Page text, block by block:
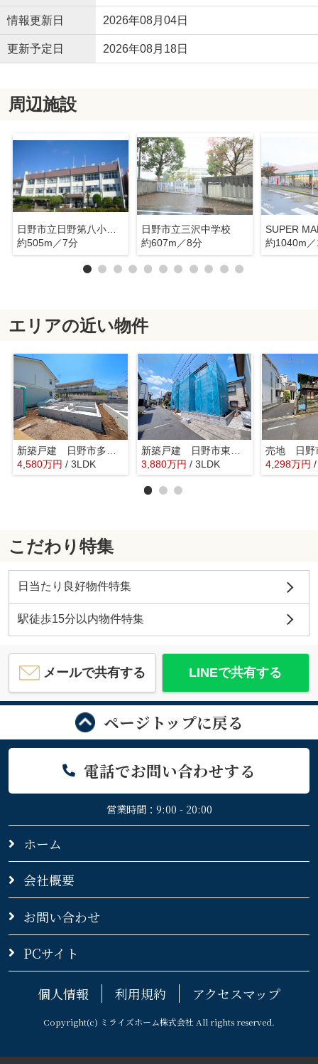
情報更新日 2026年08月04日
更新予定日 2026年08月18日
周辺施設
日野市立日野第八小学校
約505m／7分
日野市立三沢中学校
約607m／8分
約1040m
エリアの近い物件
4,580万円 / 3LDK
3,880万円 / 3LDK 4,298万円
こだわり特集
日当たり良好物件特集
駅徒歩15分以内物件特集
メールで共有する LINEで共有する
ページトップに戻る
電話でお問い合わせする
営業時間：9:00 - 20:00
ホーム
会社概要
お問い合わせ
PCサイト
個人情報 利用規約 アクセスマップ
Copyright(c) ミライズホーム株式会社 All rights reserved.